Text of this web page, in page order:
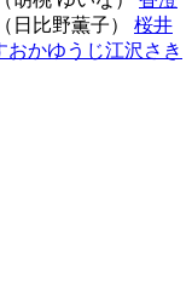
（日比野薫子） 桜井
おかゆうじ江沢さき